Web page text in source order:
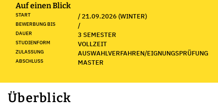
Auf einen Blick
START / 21.09.2026 (WINTER)
BEWERBUNG BIS /
DAUER 3 SEMESTER
STUDIENFORM VOLLZEIT
ZULASSUNG AUSWAHLVERFAHREN/EIGNUNGSPRÜFUNG
ABSCHLUSS MASTER
Überblick